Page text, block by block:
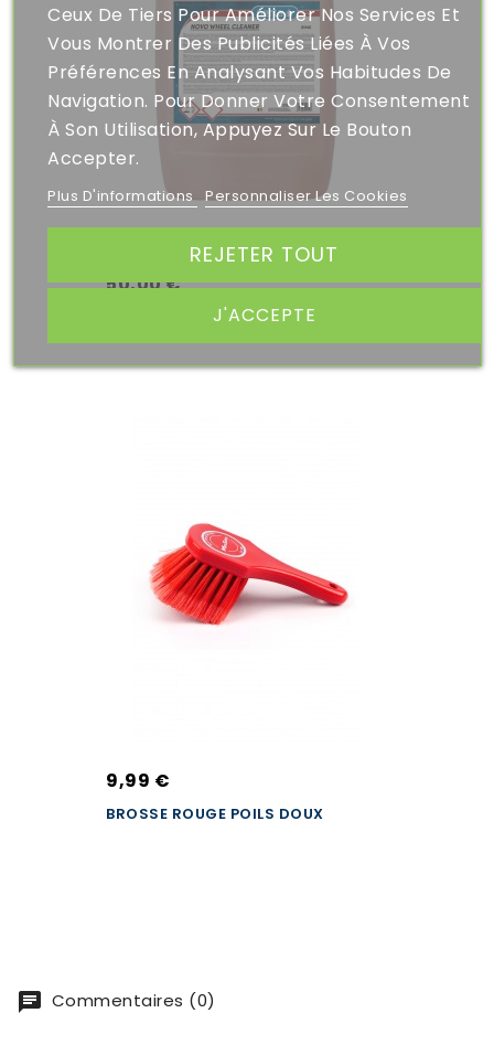
50,00 €
NOVO WHEEL CLEANER
9,99 €
BROSSE ROUGE POILS DOUX
Commentaires (0)
Ceux De Tiers Pour Améliorer Nos Services Et
Vous Montrer Des Publicités Liées À Vos
Préférences En Analysant Vos Habitudes De
Navigation. Pour Donner Votre Consentement
À Son Utilisation, Appuyez Sur Le Bouton
Accepter.
Plus D'informations Personnaliser Les Cookies
REJETER TOUT
J'ACCEPTE